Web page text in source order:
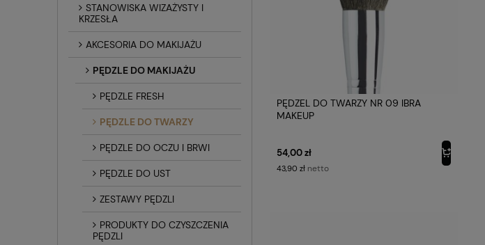
STANOWISKA WIZAŻYSTY I
KRZESŁA
AKCESORIA DO MAKIJAŻU
PĘDZLE DO MAKIJAŻU
PĘDZLE FRESH
PĘDZLE DO TWARZY
PĘDZLE DO OCZU I BRWI
PĘDZLE DO UST
ZESTAWY PĘDZLI
PRODUKTY DO CZYSZCZENIA
PĘDZLI
PĘDZEL DO TWARZY NR 09 IBRA
MAKEUP
54,00 zł
43,90 zł netto